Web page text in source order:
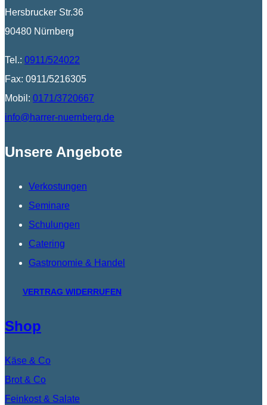
Hersbrucker Str.36
90480 Nürnberg
Tel.: 0911/524022
Fax: 0911/5216305
Mobil: 0171/3720667
info@harrer-nuernberg.de
Unsere Angebote
Verkostungen
Seminare
Schulungen
Catering
Gastronomie & Handel
VERTRAG WIDERRUFEN
Shop
Käse & Co
Brot & Co
Feinkost & Salate